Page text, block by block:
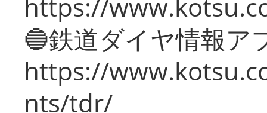
https://
🔵鉄道ダイヤ情報ア
https://
nts/tdr/